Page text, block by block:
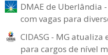
DMAE de Uberlândia
com vagas para
CIDASG - MG
para cargos de nível